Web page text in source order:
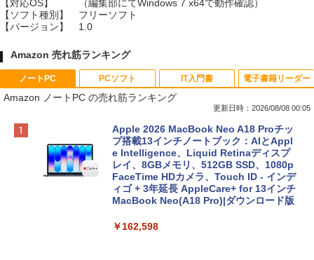
【対応OS】
（編集部にてWindows 7 x64で動作確認）
【ソフト種別】
フリーソフト
【バージョン】
1.0
Amazon 売れ筋ランキング
ノートPC
Amazon ノートPC の売れ筋ランキング
更新日時：2026/08/08 00:05
Apple 2026 MacBook Neo A18 Proチッ
プ搭載13インチノートブック：AIとAppl
e Intelligence、Liquid Retinaディスプ
レイ、8GBメモリ、512GB SSD、1080p
FaceTime HDカメラ、Touch ID - インデ
ィゴ + 3年延長 AppleCare+ for 13インチ
MacBook Neo(A18 Pro)|ダウンロード版
￥162,598
PCソフト IT入門書 電子書籍リーダー